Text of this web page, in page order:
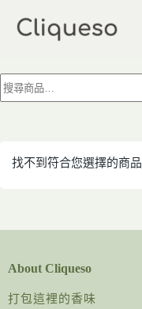
找不到符合您選擇的商品
About Cliqueso
打包這裡的香味